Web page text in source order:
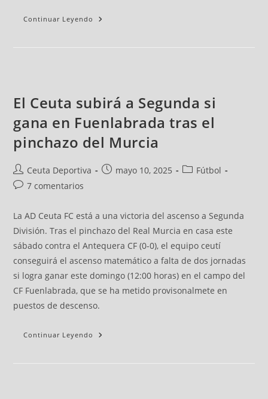
Continuar Leyendo
El Ceuta subirá a Segunda si
gana en Fuenlabrada tras el
pinchazo del Murcia
Ceuta Deportiva mayo 10, 2025
Fútbol
7 comentarios
La AD Ceuta FC está a una victoria del ascenso a Segunda
División. Tras el pinchazo del Real Murcia en casa este
sábado contra el Antequera CF (0-0), el equipo ceutí
conseguirá el ascenso matemático a falta de dos jornadas
si logra ganar este domingo (12:00 horas) en el campo del
CF Fuenlabrada, que se ha metido provisonalmete en
puestos de descenso.
Continuar Leyendo